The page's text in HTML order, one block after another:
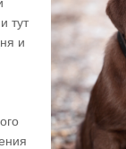
тут
и